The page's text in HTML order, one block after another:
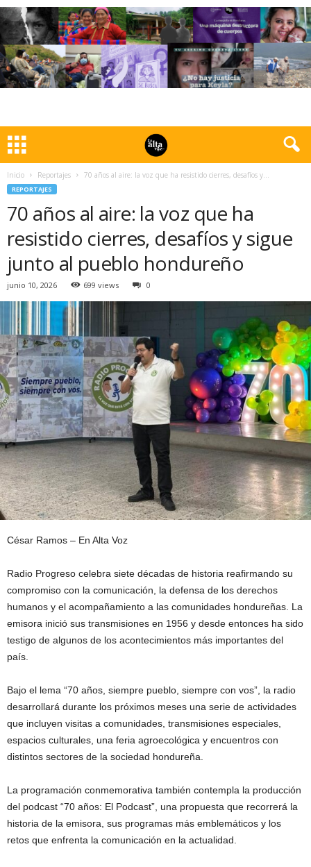
Inicio Reportajes 70 años al aire: la voz que ha resistido cierres, desafíos y...
REPORTAJES
70 años al aire: la voz que ha
resistido cierres, desafíos y sigue
junto al pueblo hondureño
junio 10, 2026 699 views 0
César Ramos – En Alta Voz
Radio Progreso celebra siete décadas de historia reafirmando su
compromiso con la comunicación, la defensa de los derechos
humanos y el acompañamiento a las comunidades hondureñas. La
emisora inició sus transmisiones en 1956 y desde entonces ha sido
testigo de algunos de los acontecimientos más importantes del
país.
Bajo el lema “70 años, siempre pueblo, siempre con vos”, la radio
desarrollará durante los próximos meses una serie de actividades
que incluyen visitas a comunidades, transmisiones especiales,
espacios culturales, una feria agroecológica y encuentros con
distintos sectores de la sociedad hondureña.
La programación conmemorativa también contempla la producción
del podcast “70 años: El Podcast”, una propuesta que recorrerá la
historia de la emisora, sus programas más emblemáticos y los
retos que enfrenta la comunicación en la actualidad.